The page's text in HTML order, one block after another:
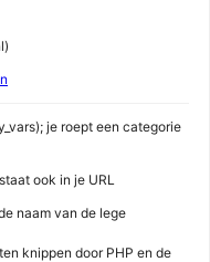
je roept een categorie
ook in je URL
naam van de lege
knippen door PHP en de